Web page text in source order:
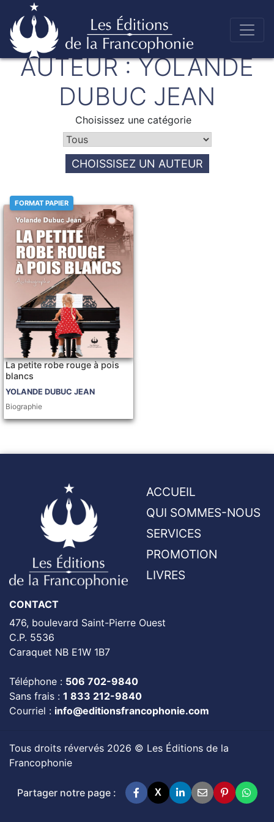
Skip
to
content
Éditions de la francophonie
AUTEUR :YOLANDE
DUBUC JEAN
Choisissez une catégorie
CHOISSISEZ UN AUTEUR
FORMAT PAPIER
La petite robe rouge à pois
blancs
YOLANDE DUBUC JEAN
Biographie
ACCUEIL
QUI SOMMES-NOUS
SERVICES
PROMOTION
LIVRES
CONTACT
476, boulevard Saint-Pierre Ouest
C.P. 5536
Caraquet NB E1W 1B7
Téléphone : 506 702-9840
Sans frais : 1 833 212-9840
Courriel : info@editionsfrancophonie.com
Tous droits révervés 2026 © Les Éditions de la
Francophonie
Partager notre page : X